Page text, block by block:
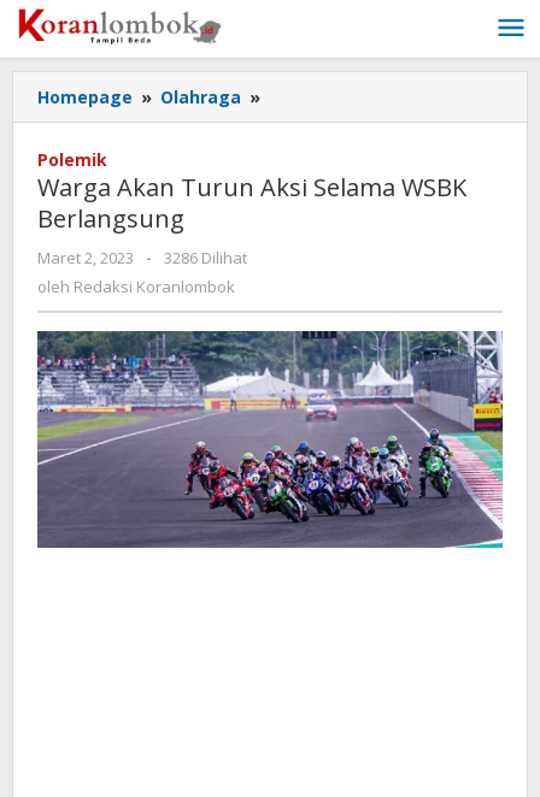
Lewati
ke
konten
Homepage » Olahraga »
Akan
Aksi
Selama
Polemik
Warga Akan Turun Aksi Selama WSBK
Berlangsung
Maret 2, 2023
oleh
Redaksi
-
3286 Dilihat
oleh Redaksi Koranlombok